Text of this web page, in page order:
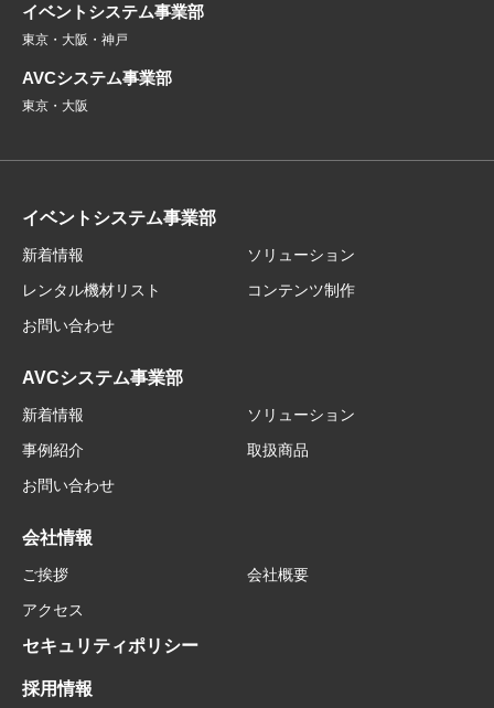
イベントシステム事業部
東京・大阪・神戸
AVCシステム事業部
東京・大阪
イベントシステム事業部
新着情報
ソリューション
レンタル機材リスト
コンテンツ制作
お問い合わせ
AVCシステム事業部
新着情報
ソリューション
事例紹介
取扱商品
お問い合わせ
会社情報
ご挨拶
会社概要
アクセス
セキュリティポリシー
採用情報